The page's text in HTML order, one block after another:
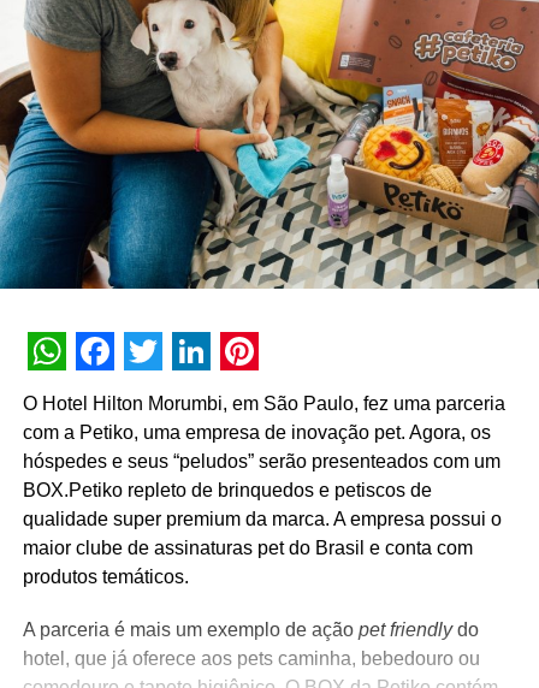
WhatsApp
Facebook
Twitter
LinkedIn
Pinterest
O Hotel Hilton Morumbi, em São Paulo, fez uma parceria
com a Petiko, uma empresa de inovação pet. Agora, os
hóspedes e seus “peludos” serão presenteados com um
BOX.Petiko repleto de brinquedos e petiscos de
qualidade super premium da marca. A empresa possui o
maior clube de assinaturas pet do Brasil e conta com
produtos temáticos.
A parceria é mais um exemplo de ação pet friendlydo
hotel, que já oferece aos pets caminha, bebedouro ou